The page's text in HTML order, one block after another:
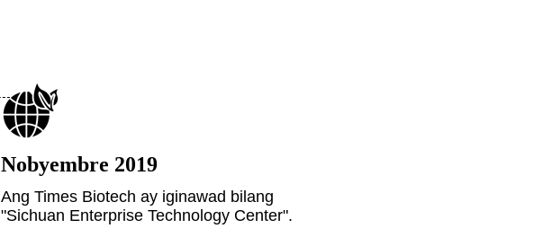
Nobyembre 2019
Ang Times Biotech ay iginawad bilang
"Sichuan Enterprise Technology Center".